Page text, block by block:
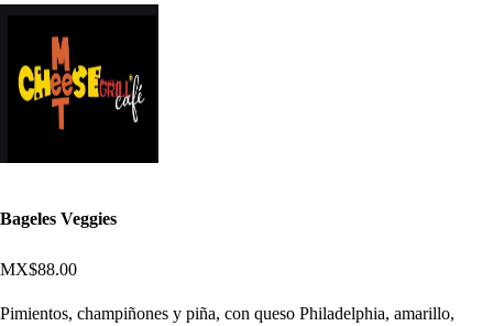
Bageles Veggies
MX$88.00
Pimientos, champiñones y piña, con queso Philadelphia, amarillo,